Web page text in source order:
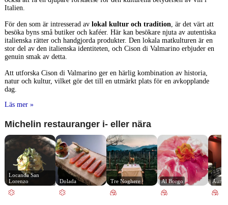
Italien.
För den som är intresserad av lokal kultur och tradition, är det värt att
besöka byns små butiker och kaféer. Här kan besökare njuta av autentiska
italienska rätter och handgjorda produkter. Den lokala matkulturen är en
stor del av den italienska identiteten, och Cison di Valmarino erbjuder en
genuin smak av detta.
Att utforska Cison di Valmarino ger en härlig kombination av historia,
natur och kultur, vilket gör det till en utmärkt plats för en avkopplande
dag.
Läs mer »
Michelin restauranger i- eller nära
Locanda San
Lorenzo
Dolada Tre Noghere Al Borgo